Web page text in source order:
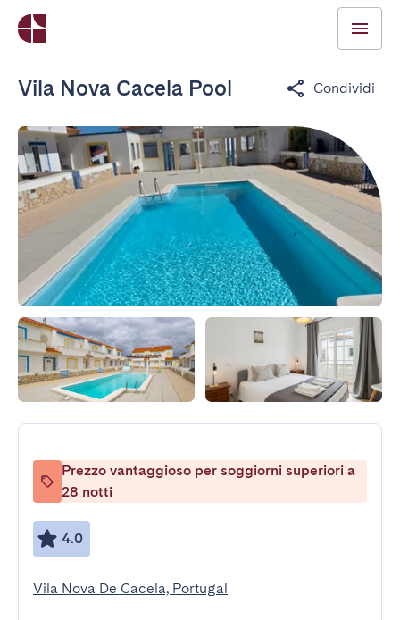
Vila Nova Cacela Pool Condividi
Prezzo vantaggioso per soggiorni superiori a
28 notti
4.0
Vila Nova De Cacela, Portugal